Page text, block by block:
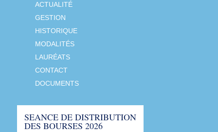
ACTUALITÉ
GESTION
HISTORIQUE
MODALITÉS
LAURÉATS
CONTACT
DOCUMENTS
SEANCE DE DISTRIBUTION
DES BOURSES 2026